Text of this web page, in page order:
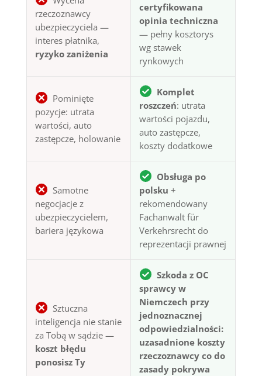
rzeczoznawcy
ubezpieczyciela —
interes płatnika,
ryzyko zaniżenia
certyfikowana
opinia techniczna
— pełny kosztorys
wg stawek
rynkowych
Pominięte
pozycje: utrata
wartości, auto
zastępcze, holowanie
Komplet
roszczeń: utrata
wartości pojazdu,
auto zastępcze,
koszty dodatkowe
Samotne
negocjacje z
ubezpieczycielem,
bariera językowa
Obsługa po
polsku +
rekomendowany
Fachanwalt für
Verkehrsrecht do
reprezentacji prawnej
Sztuczna
inteligencja nie stanie
za Tobą w sądzie —
koszt błędu
ponosisz Ty
Szkoda z OC
sprawcy w
Niemczech przy
jednoznacznej
odpowiedzialności:
uzasadnione koszty
rzeczoznawcy co do
zasady pokrywa